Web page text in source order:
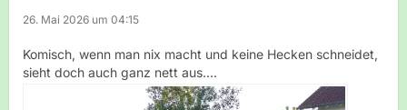
26. Mai 2026 um 04:15
Komisch, wenn man nix macht und keine Hecken schneidet,
sieht doch auch ganz nett aus....